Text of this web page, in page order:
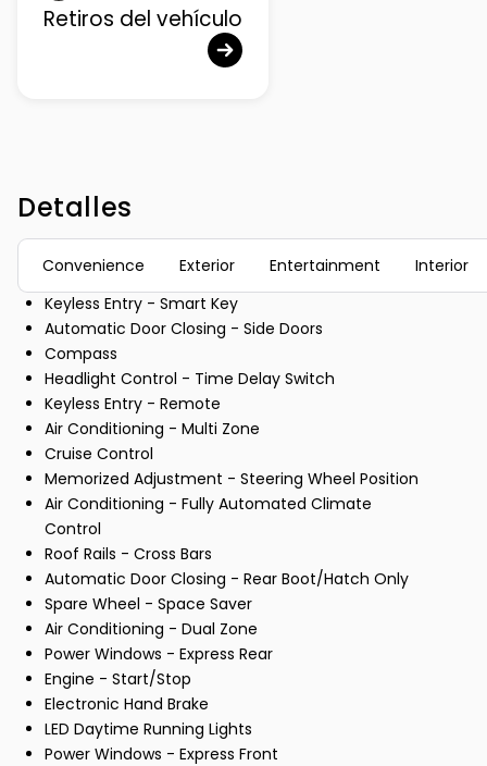
Retiros del vehículo
Detalles
Convenience Exterior Entertainment
Interior
Keyless Entry - Smart Key
Automatic Door Closing - Side Doors
Compass
Headlight Control - Time Delay Switch
Keyless Entry - Remote
Air Conditioning - Multi Zone
Cruise Control
Memorized Adjustment - Steering Wheel Position
Air Conditioning - Fully Automated Climate
Control
Roof Rails - Cross Bars
Automatic Door Closing - Rear Boot/Hatch Only
Spare Wheel - Space Saver
Air Conditioning - Dual Zone
Power Windows - Express Rear
Engine - Start/Stop
Electronic Hand Brake
LED Daytime Running Lights
Power Windows - Express Front